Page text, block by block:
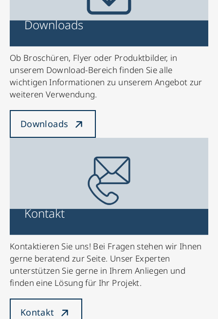
Downloads
Ob Broschüren, Flyer oder Produktbilder, in
unserem Download-Bereich finden Sie alle
wichtigen Informationen zu unserem Angebot zur
weiteren Verwendung.
Downloads
Kontakt
Kontaktieren Sie uns! Bei Fragen stehen wir Ihnen
gerne beratend zur Seite. Unser Experten
unterstützen Sie gerne in Ihrem Anliegen und
finden eine Lösung für Ihr Projekt.
Kontakt